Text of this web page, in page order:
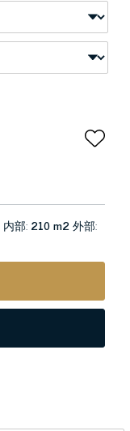
内部: 210 m2外部: